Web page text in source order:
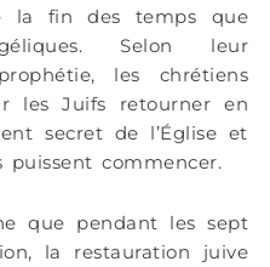
la fin des temps que
Selon leur
les chrétiens
les Juifs retourner en
secret de l’Église et
commencer.
que pendant les sept
la restauration juive